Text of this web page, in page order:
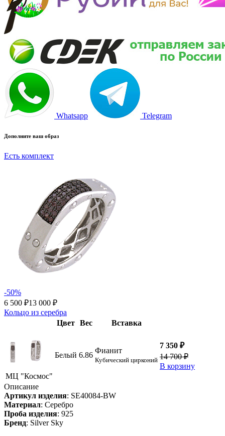
Whatsapp Telegram
Дополните ваш образ
Есть комплект
-50%
6 500 ₽13 000 ₽
Кольцо из серебра
Цвет Вес Вставка
МЦ "Космос"
Белый 6.86
Фианит
Кубический цирконий
7 350 ₽
14 700 ₽
В корзину
Описание
Артикул изделия: SE40084-BW
Материал: Серебро
Проба изделия: 925
Бренд: Silver Sky